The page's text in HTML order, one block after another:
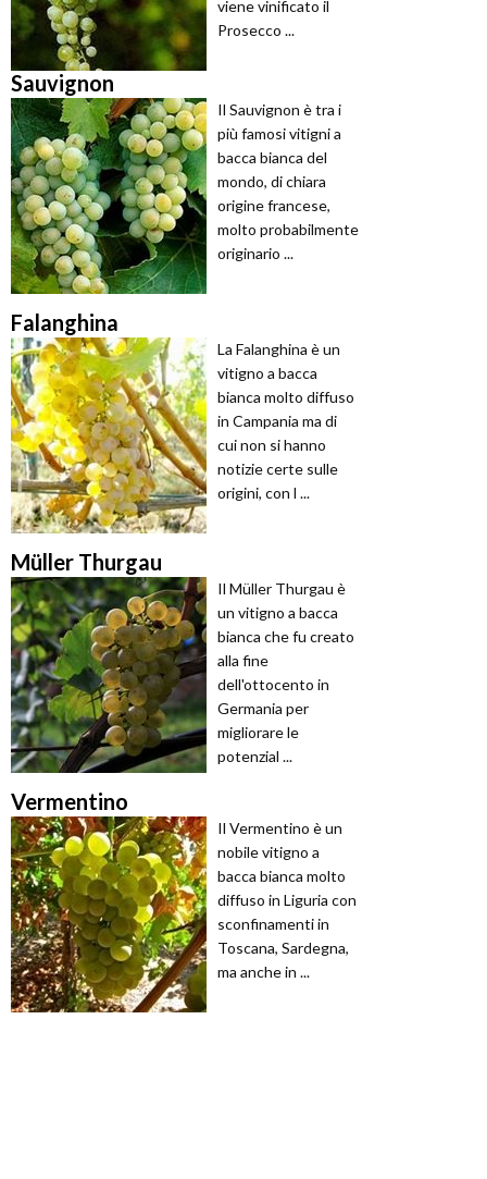
viene vinificato il
Prosecco ...
Sauvignon
Il Sauvignon è tra i
più famosi vitigni a
bacca bianca del
mondo, di chiara
origine francese,
molto probabilmente
originario ...
Falanghina
La Falanghina è un
vitigno a bacca
bianca molto diffuso
in Campania ma di
cui non si hanno
notizie certe sulle
origini, con l ...
Müller Thurgau
Il Müller Thurgau è
un vitigno a bacca
bianca che fu creato
alla fine
dell'ottocento in
Germania per
migliorare le
potenzial ...
Vermentino
Il Vermentino è un
nobile vitigno a
bacca bianca molto
diffuso in Liguria con
sconfinamenti in
Toscana, Sardegna,
ma anche in ...